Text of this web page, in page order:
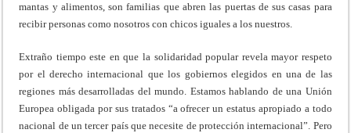
mantas y alimentos, son familias que abren las puertas de sus casas para
recibir personas como nosotros con chicos iguales a los nuestros.
Extraño tiempo este en que la solidaridad popular revela mayor respeto
por el derecho internacional que los gobiernos elegidos en una de las
regiones más desarrolladas del mundo. Estamos hablando de una Unión
Europea obligada por sus tratados “a ofrecer un estatus apropiado a todo
nacional de un tercer país que necesite de protección internacional”. Pero